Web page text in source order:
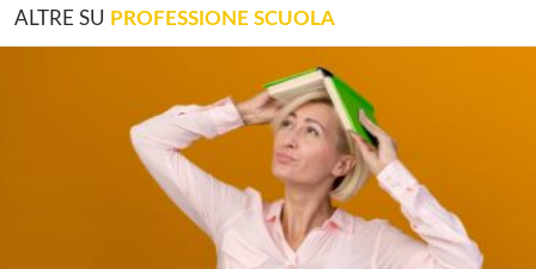
ALTRE SU PROFESSIONE SCUOLA